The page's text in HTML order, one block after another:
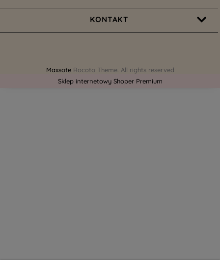
KONTAKT
MaxsoteRocoto Theme. All rights reserved
Sklep internetowy Shoper Premium